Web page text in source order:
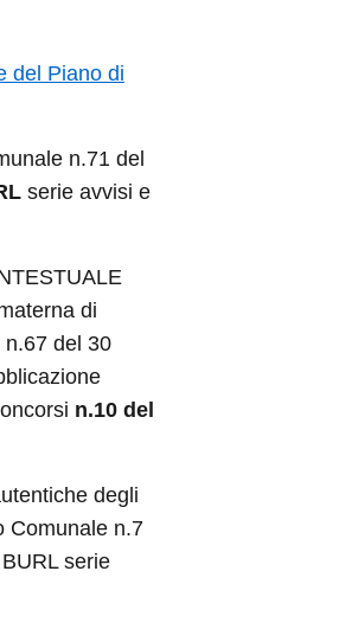
del Piano di
n.71 del
serie avvisi e
di
del 30
n.10 del
degli
Comunale n.7
BURLserie